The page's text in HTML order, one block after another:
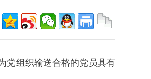
党组织输送合格的党员具有